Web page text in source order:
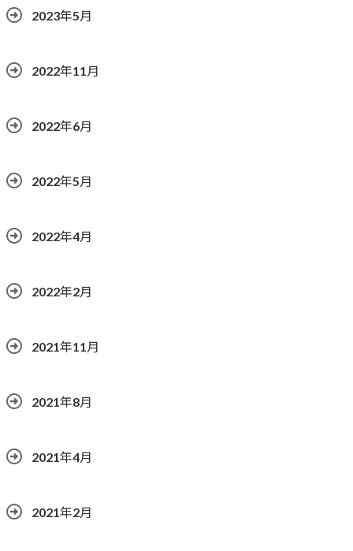
2023年5月
2022年11月
2022年6月
2022年5月
2022年4月
2022年2月
2021年11月
2021年8月
2021年4月
2021年2月